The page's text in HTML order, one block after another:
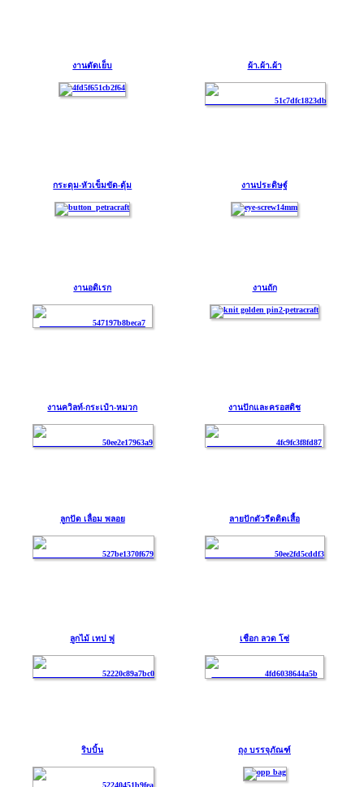
งานตัดเย็บ ผ้า.ผ้า.ผ้า
กระดุม-หัวเข็มขัด-ตุ้ม งานประดิษฐ์
งานอดิเรก งานถัก
งานควิลท์-กระเป๋า-หมวก งานปักและครอสติช
ลูกปัด เลื่อม พลอย ลายปักตัวรีดติดเสื้อ
ลูกไม้ เทป พู่ เชือก ลวด โซ่
ริบบิ้น ถุง บรรจุภัณฑ์